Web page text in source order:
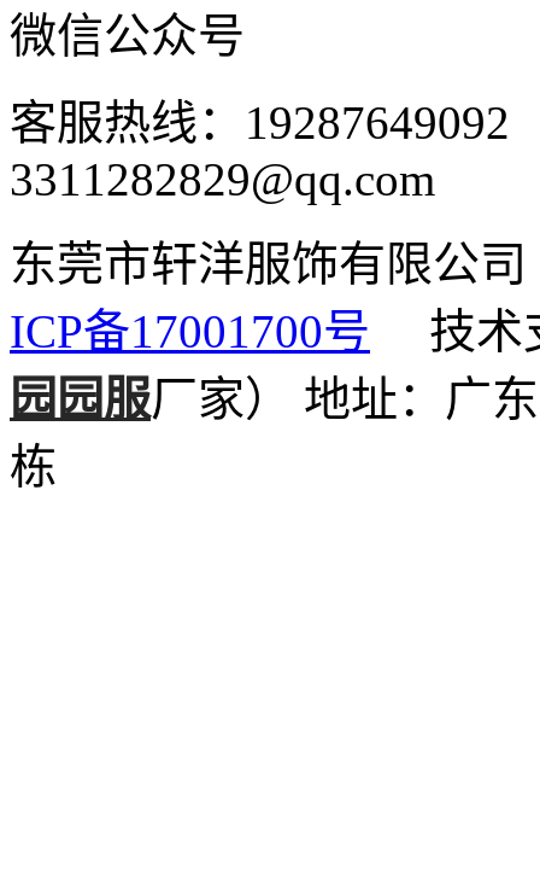
微信公众号
客服热线：
3311282829@qq.com
东莞市轩洋服饰有限
ICP备17001700号 技术
园园服厂家） 地址：广
栋